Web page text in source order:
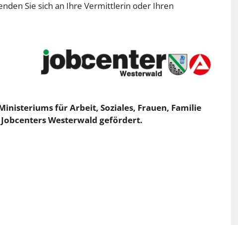
Sie sich an Ihre Vermittlerin oder Ihren
für Arbeit, Soziales, Frauen, Familie
Westerwald gefördert.